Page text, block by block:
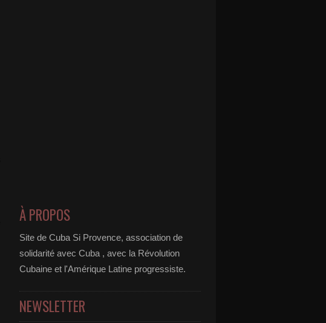
À PROPOS
Site de Cuba Si Provence, association de
solidarité avec Cuba , avec la Révolution
Cubaine et l'Amérique Latine progressiste.
NEWSLETTER